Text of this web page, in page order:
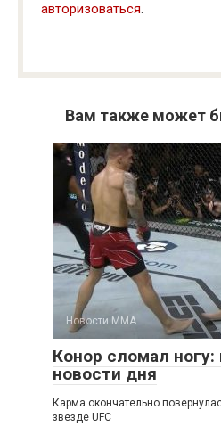
авторизоваться.
Вам также может
Новости ММА
Конор сломал ногу:
новости дня
Карма окончательно
звезде UFC